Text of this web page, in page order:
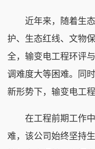
近年来，随着生态
护、生态红线、文物
全，输变电工程环评
调难度大等困难。同
新形势下，输变电工
在工程前期工作中
难，该公司始终坚持